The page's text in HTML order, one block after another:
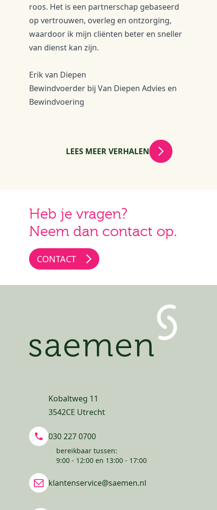
roos. Het is een partnerschap gebaseerd
op vertrouwen, overleg en ontzorging,
waardoor ik mijn cliënten beter en sneller
van dienst kan zijn.
Erik van Diepen
Bewindvoerder bij Van Diepen Advies en
Bewindvoering
LEES MEER VERHALEN
Heb je vragen?
Neem dan contact op.
CONTACT
Kobaltweg 11
3542CE Utrecht
030 227 0700
bereikbaar tussen:
9:00 - 12:00 en 13:00 - 17:00
klantenservice@saemen.nl